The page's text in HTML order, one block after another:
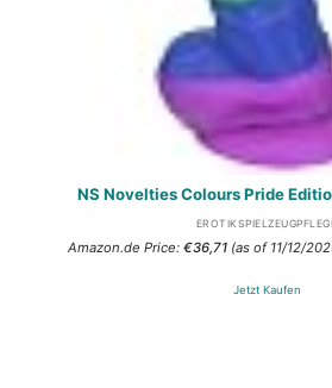
NS Novelties Colours Pride
Amazon.de Price: €36,71 (as of 11/12/
Jetzt Kaufen